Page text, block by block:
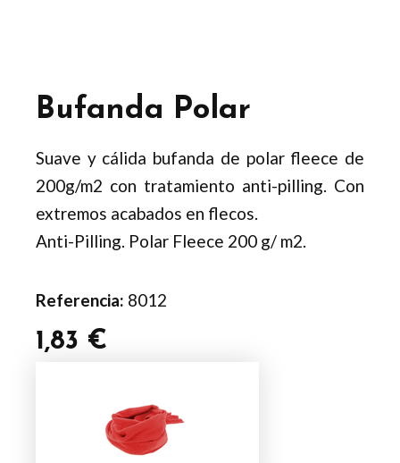
Bufanda Polar
Suave y cálida bufanda de polar fleece de
200g/m2 con tratamiento anti-pilling. Con
extremos acabados en flecos.
Anti-Pilling. Polar Fleece 200 g/ m2.
Referencia: 8012
1,83 €